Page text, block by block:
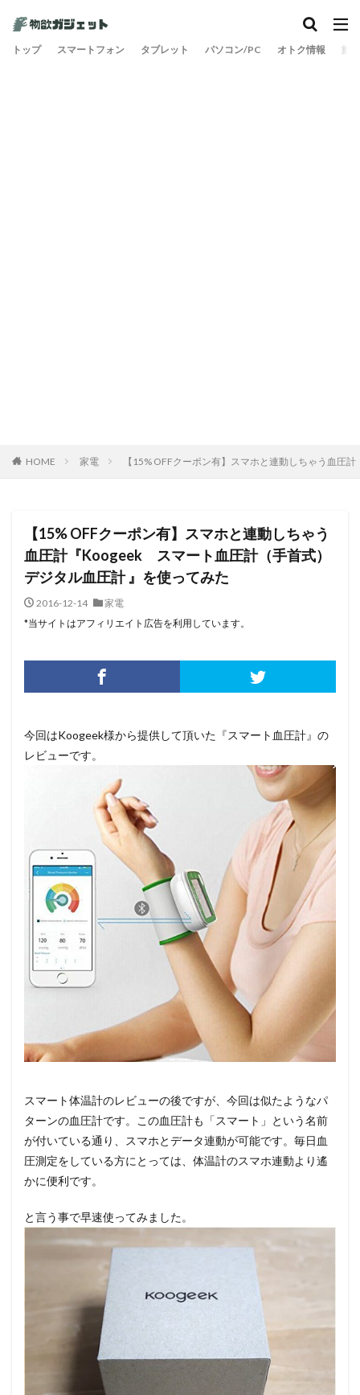
トップ スマートフォン タブレット パソコン/PC オトク情報 旅
HOME 家電 【15% OFFクーポン有】スマホと連動しちゃう血
【15% OFFクーポン有】スマホと連動しちゃう
血圧計『Koogeek スマート血圧計（手首式）
デジタル血圧計 』を使ってみた
2016-12-14
家電
*当サイトはアフィリエイト広告を利用しています。
今回はKoogeek様から提供して頂いた『スマート血圧計』の
レビューです。
スマート体温計のレビューの後ですが、今回は似たようなパ
ターンの血圧計です。この血圧計も「スマート」という名前
が付いている通り、スマホとデータ連動が可能です。毎日血
圧測定をしている方にとっては、体温計のスマホ連動より遙
かに便利です。
と言う事で早速使ってみました。
カテゴリー